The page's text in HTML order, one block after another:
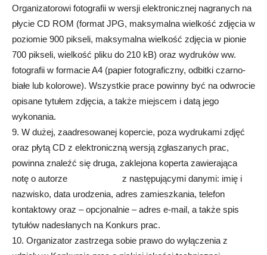
Organizatorowi fotografii w wersji elektronicznej nagranych na
płycie CD ROM (format JPG, maksymalna wielkość zdjęcia w
poziomie 900 pikseli, maksymalna wielkość zdjęcia w pionie
700 pikseli, wielkość pliku do 210 kB) oraz wydruków ww.
fotografii w formacie A4 (papier fotograficzny, odbitki czarno-
białe lub kolorowe). Wszystkie prace powinny być na odwrocie
opisane tytułem zdjęcia, a także miejscem i datą jego
wykonania.
9. W dużej, zaadresowanej kopercie, poza wydrukami zdjęć
oraz płytą CD z elektroniczną wersją zgłaszanych prac,
powinna znaleźć się druga, zaklejona koperta zawierająca
notę o autorze z następującymi danymi: imię i
nazwisko, data urodzenia, adres zamieszkania, telefon
kontaktowy oraz – opcjonalnie – adres e-mail, a także spis
tytułów nadesłanych na Konkurs prac.
10. Organizator zastrzega sobie prawo do wyłączenia z